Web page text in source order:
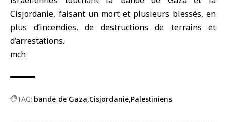
Cisjordanie, faisant un mort et plusieurs blessés, en
plus d’incendies, de destructions de terrains et
d’arrestations.
mch
TAG: bande de Gaza Cisjordanie Palestiniens